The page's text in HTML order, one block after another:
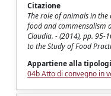
Citazione
The role of animals in
food and commensalism
Claudia. - (2014), pp. 95-
to the Study of Food
Appartiene alla
04b Atto di convegno in